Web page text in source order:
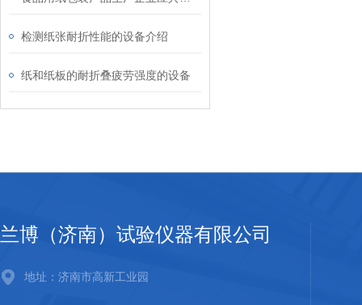
检测纸张耐折性能的设备介绍
纸和纸板的耐折叠疲劳强度的设备
兰博（济南）试验仪器有限公司
地址：济南市高新工业园